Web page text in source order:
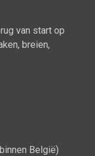
van start op
breien,
België)